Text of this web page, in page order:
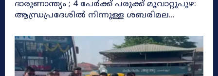
ദാരുണാന്ത്യം ; 4 പേർക്ക് പരുക്ക് മൂവാറ്റുപുഴ:
ആന്ധ്രപ്രദേശിൽ നിന്നുള്ള ശബരിമല...